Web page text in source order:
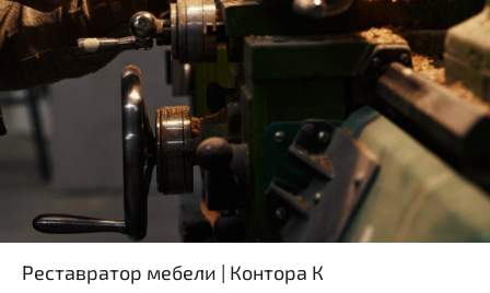
Реставратор мебели | Контора К